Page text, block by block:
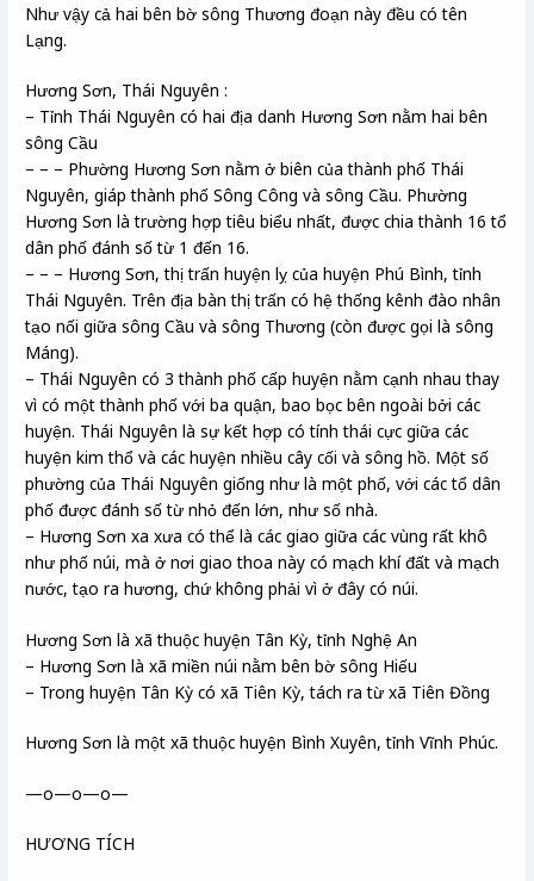
Như vậy cả hai bên bờ sông Thương đoạn này đều có tên
Lạng.
Hương Sơn, Thái Nguyên :
– Tỉnh Thái Nguyên có hai địa danh Hương Sơn nằm hai bên
sông Cầu
– – – Phường Hương Sơn nằm ở biên của thành phố Thái
Nguyên, giáp thành phố Sông Công và sông Cầu. Phường
Hương Sơn là trường hợp tiêu biểu nhất, được chia thành 16 tổ
dân phố đánh số từ 1 đến 16.
– – – Hương Sơn, thị trấn huyện lỵ của huyện Phú Bình, tỉnh
Thái Nguyên. Trên địa bàn thị trấn có hệ thống kênh đào nhân
tạo nối giữa sông Cầu và sông Thương (còn được gọi là sông
Máng).
– Thái Nguyên có 3 thành phố cấp huyện nằm cạnh nhau thay
vì có một thành phố với ba quận, bao bọc bên ngoài bởi các
huyện. Thái Nguyên là sự kết hợp có tính thái cực giữa các
huyện kim thổ và các huyện nhiều cây cối và sông hồ. Một số
phường của Thái Nguyên giống như là một phố, với các tổ dân
phố được đánh số từ nhỏ đến lớn, như số nhà.
– Hương Sơn xa xưa có thể là các giao giữa các vùng rất khô
như phố núi, mà ở nơi giao thoa này có mạch khí đất và mạch
nước, tạo ra hương, chứ không phải vì ở đây có núi.
Hương Sơn là xã thuộc huyện Tân Kỳ, tỉnh Nghệ An
– Hương Sơn là xã miền núi nằm bên bờ sông Hiếu
– Trong huyện Tân Kỳ có xã Tiên Kỳ, tách ra từ xã Tiên Đồng
Hương Sơn là một xã thuộc huyện Bình Xuyên, tỉnh Vĩnh Phúc.
—o—o—o—
HƯƠNG TÍCH